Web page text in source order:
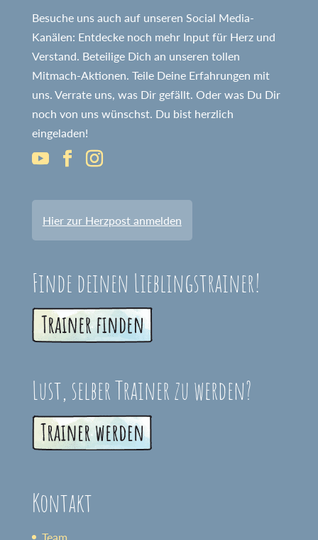
Besuche uns auch auf unseren Social Media-
Kanälen: Entdecke noch mehr Input für Herz und
Verstand. Beteilige Dich an unseren tollen
Mitmach-Aktionen. Teile Deine Erfahrungen mit
uns. Verrate uns, was Dir gefällt. Oder was Du Dir
noch von uns wünschst. Du bist herzlich
eingeladen!
Hier zur Herzpost anmelden
Finde deinen Lieblingstrainer!
Lust, selber Trainer zu werden?
Kontakt
Team